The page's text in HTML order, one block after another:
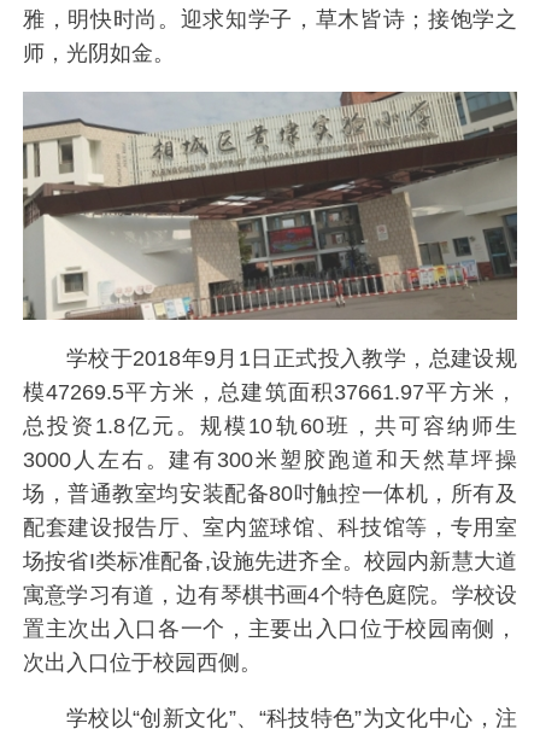
雅，明快时尚。迎求知学子，草木皆诗；接饱学之
师，光阴如金。
学校于2018年9月1日正式投入教学，总建设规
模47269.5平方米，总建筑面积37661.97平方米，
总投资1.8亿元。规模10轨60班，共可容纳师生
3000人左右。建有300米塑胶跑道和天然草坪操
场，普通教室均安装配备80吋触控一体机，所有及
配套建设报告厅、室内篮球馆、科技馆等，专用室
场按省I类标准配备,设施先进齐全。校园内新慧大道
寓意学习有道，边有琴棋书画4个特色庭院。学校设
置主次出入口各一个，主要出入口位于校园南侧，
次出入口位于校园西侧。
学校以“创新文化”、“科技特色”为文化中心，注